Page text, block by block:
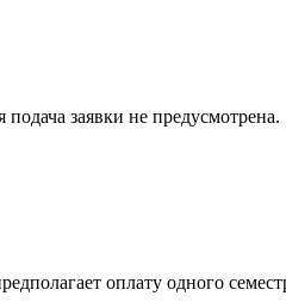
заявки не предусмотрена.
оплату одного